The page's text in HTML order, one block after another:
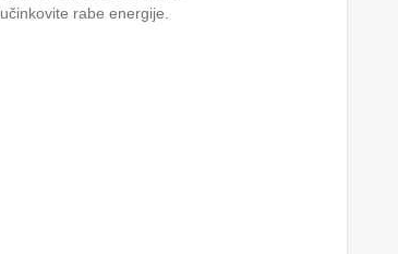
rabe energije.